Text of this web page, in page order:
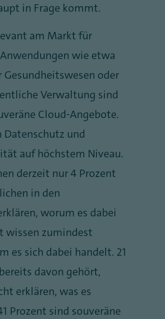
in Frage kommt.
am Markt für
wie etwa
Gesundheitswesen oder
Verwaltung sind
Cloud-Angebote.
Datenschutz und
auf höchstem Niveau.
derzeit nur 4 Prozent
in den
worum es dabei
wissen zumindest
es sich dabei handelt. 21
davon gehört,
erklären, was es
Prozent sind souveräne